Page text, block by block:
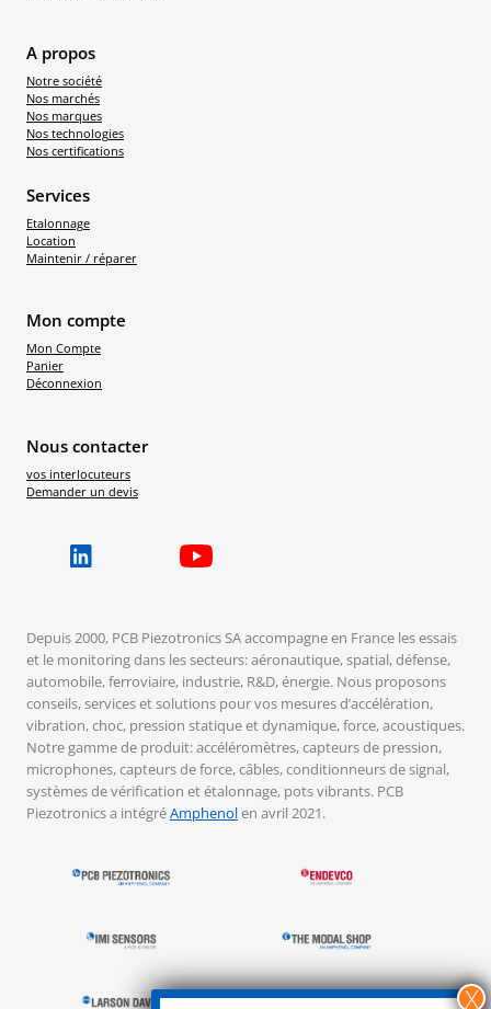
A propos
Notre société
Nos marchés
Nos marques
Nos technologies
Nos certifications
Services
Etalonnage
Location
Maintenir / réparer
Mon compte
Mon Compte
Panier
Déconnexion
Nous contacter
vos interlocuteurs
Demander un devis
Depuis 2000, PCB Piezotronics SA accompagne en France les essais
et le monitoring dans les secteurs: aéronautique, spatial, défense,
automobile, ferroviaire, industrie, R&D, énergie. Nous proposons
conseils, services et solutions pour vos mesures d’accélération,
vibration, choc, pression statique et dynamique, force, acoustiques.
Notre gamme de produit: accéléromètres, capteurs de pression,
microphones, capteurs de force, câbles, conditionneurs de signal,
systèmes de vérification et étalonnage, pots vibrants. PCB
Piezotronics a intégréAmphenolen avril 2021.